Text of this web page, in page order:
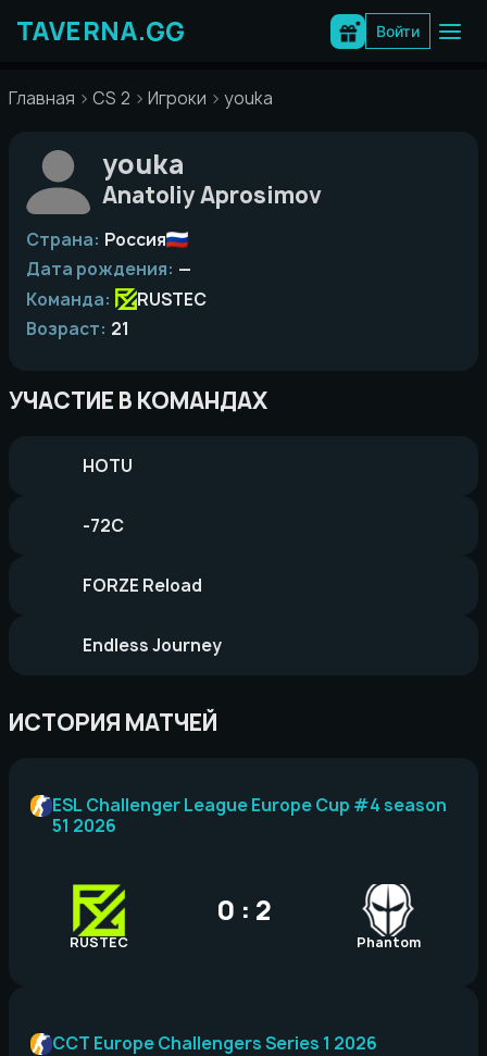
содержимому
Войти
Главная CS 2 Игроки youka
youka
Anatoliy Aprosimov
Страна: Россия
Дата рождения: —
Команда:
RUSTEC
Возраст: 21
УЧАСТИЕ В КОМАНДАХ
HOTU
-72C
FORZE Reload
Endless Journey
ИСТОРИЯ МАТЧЕЙ
RUSTEC
0 : 2
Phantom
ESL Challenger League Europe Cup #4 season
51 2026
CCT Europe Challengers Series 1 2026